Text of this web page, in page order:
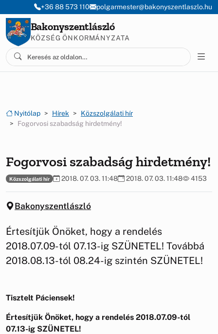
Ugrás a menüre
Ugrás a tartalomra
+36 88 573 110 polgarmester@bakonyszentlaszlo.hu
Bakonyszentlászló
KÖZSÉG ÖNKORMÁNYZATA
Nyitólap Hírek
Közszolgálati hír
Fogorvosi szabadság hirdetmény!
Fogorvosi szabadság hirdetmény!
Közszolgálati hír 2018. 07. 03. 11:48 2018. 07. 03. 11:48 4153
Bakonyszentlászló
Értesítjük Önöket, hogy a rendelés
2018.07.09-tól 07.13-ig SZÜNETEL! Továbbá
2018.08.13-tól 08.24-ig szintén SZÜNETEL!
Tisztelt Páciensek!
Értesítjük Önöket, hogy a rendelés 2018.07.09-tól
07.13-ig SZÜNETEL!